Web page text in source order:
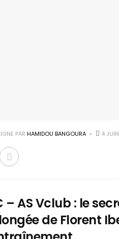
PAR HAMIDOU BANGOURA 4
– AS Vclub : le
de Florent